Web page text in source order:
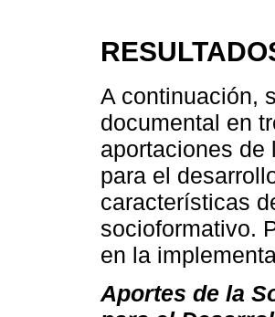
A continuación,
documental en
aportaciones de
para el
características
socioformativo.
en la
Aportes de la